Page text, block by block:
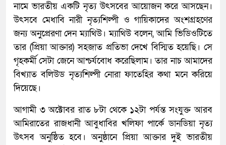
নামে ভারতীয় একটি নৃত্য উৎসবের আয়োজন করে আসছেন।
উৎসবে মেধাবি নারী নৃত্যশিল্পী ও গায়িকাদের অংশগ্রহণের
জন্য অনুপ্রেরণা দেন ম্যাথিউ। ম্যাথিউ বলেন, আমি ভিডিওটিতে
তার (প্রিয়া আক্তার) সহজাত প্রতিভা দেখে বিস্মিত হয়েছি। সে
গৃহকর্মী সেটা জেনে আশ্চর্যবোধ করেছিলাম। তার নাচ আমাদের
বিখ্যাত বলিউড নৃত্যশিল্পী নোরা ফাতেহির কথা মনে করিয়ে
দিয়েছে।
আগামী ৩ অক্টোবর রাত ৮টা থেকে ১২টা পর্যন্ত সংযুক্ত আরব
আমিরাতের রাজধানী আবুধাবির খলিফা পার্কে ডানডিয়া নৃত্য
উৎসব অনুষ্ঠিত হবে। অনুষ্ঠানে প্রিয়া আক্তার দুই ভারতীয়